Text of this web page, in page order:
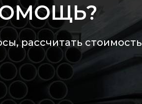
рассчитать стоимость